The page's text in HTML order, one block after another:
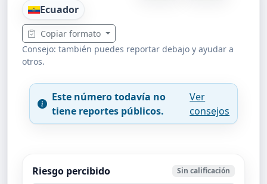
Ecuador
Copiar formato
Consejo: también puedes reportar debajo y ayudar a
otros.
Este número todavía no
tiene reportes públicos.
Ver
consejos
Riesgo percibido Sin calificación